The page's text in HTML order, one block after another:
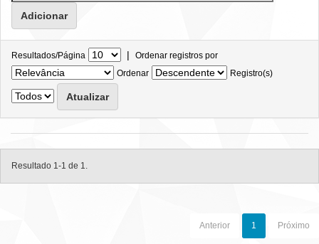
Resultados/Página | Ordenar registros por
Ordenar
Registro(s)
Resultado 1-1 de 1.
Anterior 1 Próximo